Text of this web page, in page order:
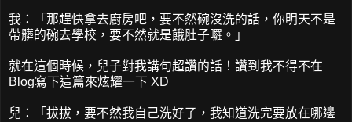
我：「那趕快拿去廚房吧，要不然碗沒洗的話，你明天不是
帶髒的碗去學校，要不然就是餓肚子囉。」
就在這個時候，兒子對我講句超讚的話！讚到我不得不在
Blog寫下這篇來炫耀一下 XD
兒：「拔拔，要不然我自己洗好了，我知道洗完要放在哪邊